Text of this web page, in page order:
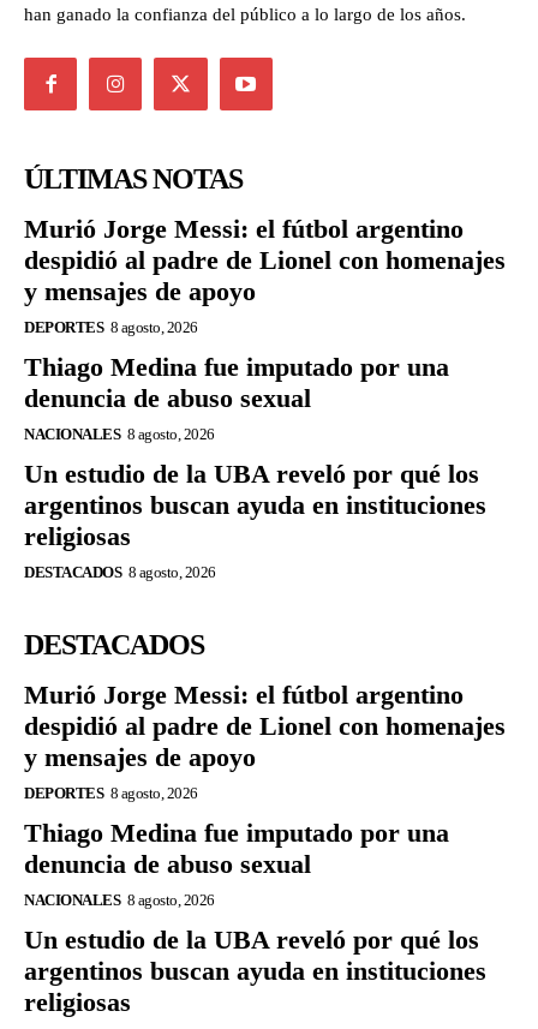
han ganado la confianza del público a lo largo de los años.
ÚLTIMAS NOTAS
Murió Jorge Messi: el fútbol argentino
despidió al padre de Lionel con homenajes
y mensajes de apoyo
DEPORTES 8 agosto, 2026
Thiago Medina fue imputado por una
denuncia de abuso sexual
NACIONALES 8 agosto, 2026
Un estudio de la UBA reveló por qué los
argentinos buscan ayuda en instituciones
religiosas
DESTACADOS 8 agosto, 2026
DESTACADOS
Murió Jorge Messi: el fútbol argentino
despidió al padre de Lionel con homenajes
y mensajes de apoyo
DEPORTES 8 agosto, 2026
Thiago Medina fue imputado por una
denuncia de abuso sexual
NACIONALES 8 agosto, 2026
Un estudio de la UBA reveló por qué los
argentinos buscan ayuda en instituciones
religiosas